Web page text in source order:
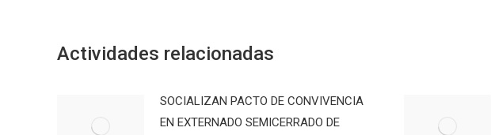
Actividades relacionadas
SOCIALIZAN PACTO DE CONVIVENCIA
EN EXTERNADO SEMICERRADO DE